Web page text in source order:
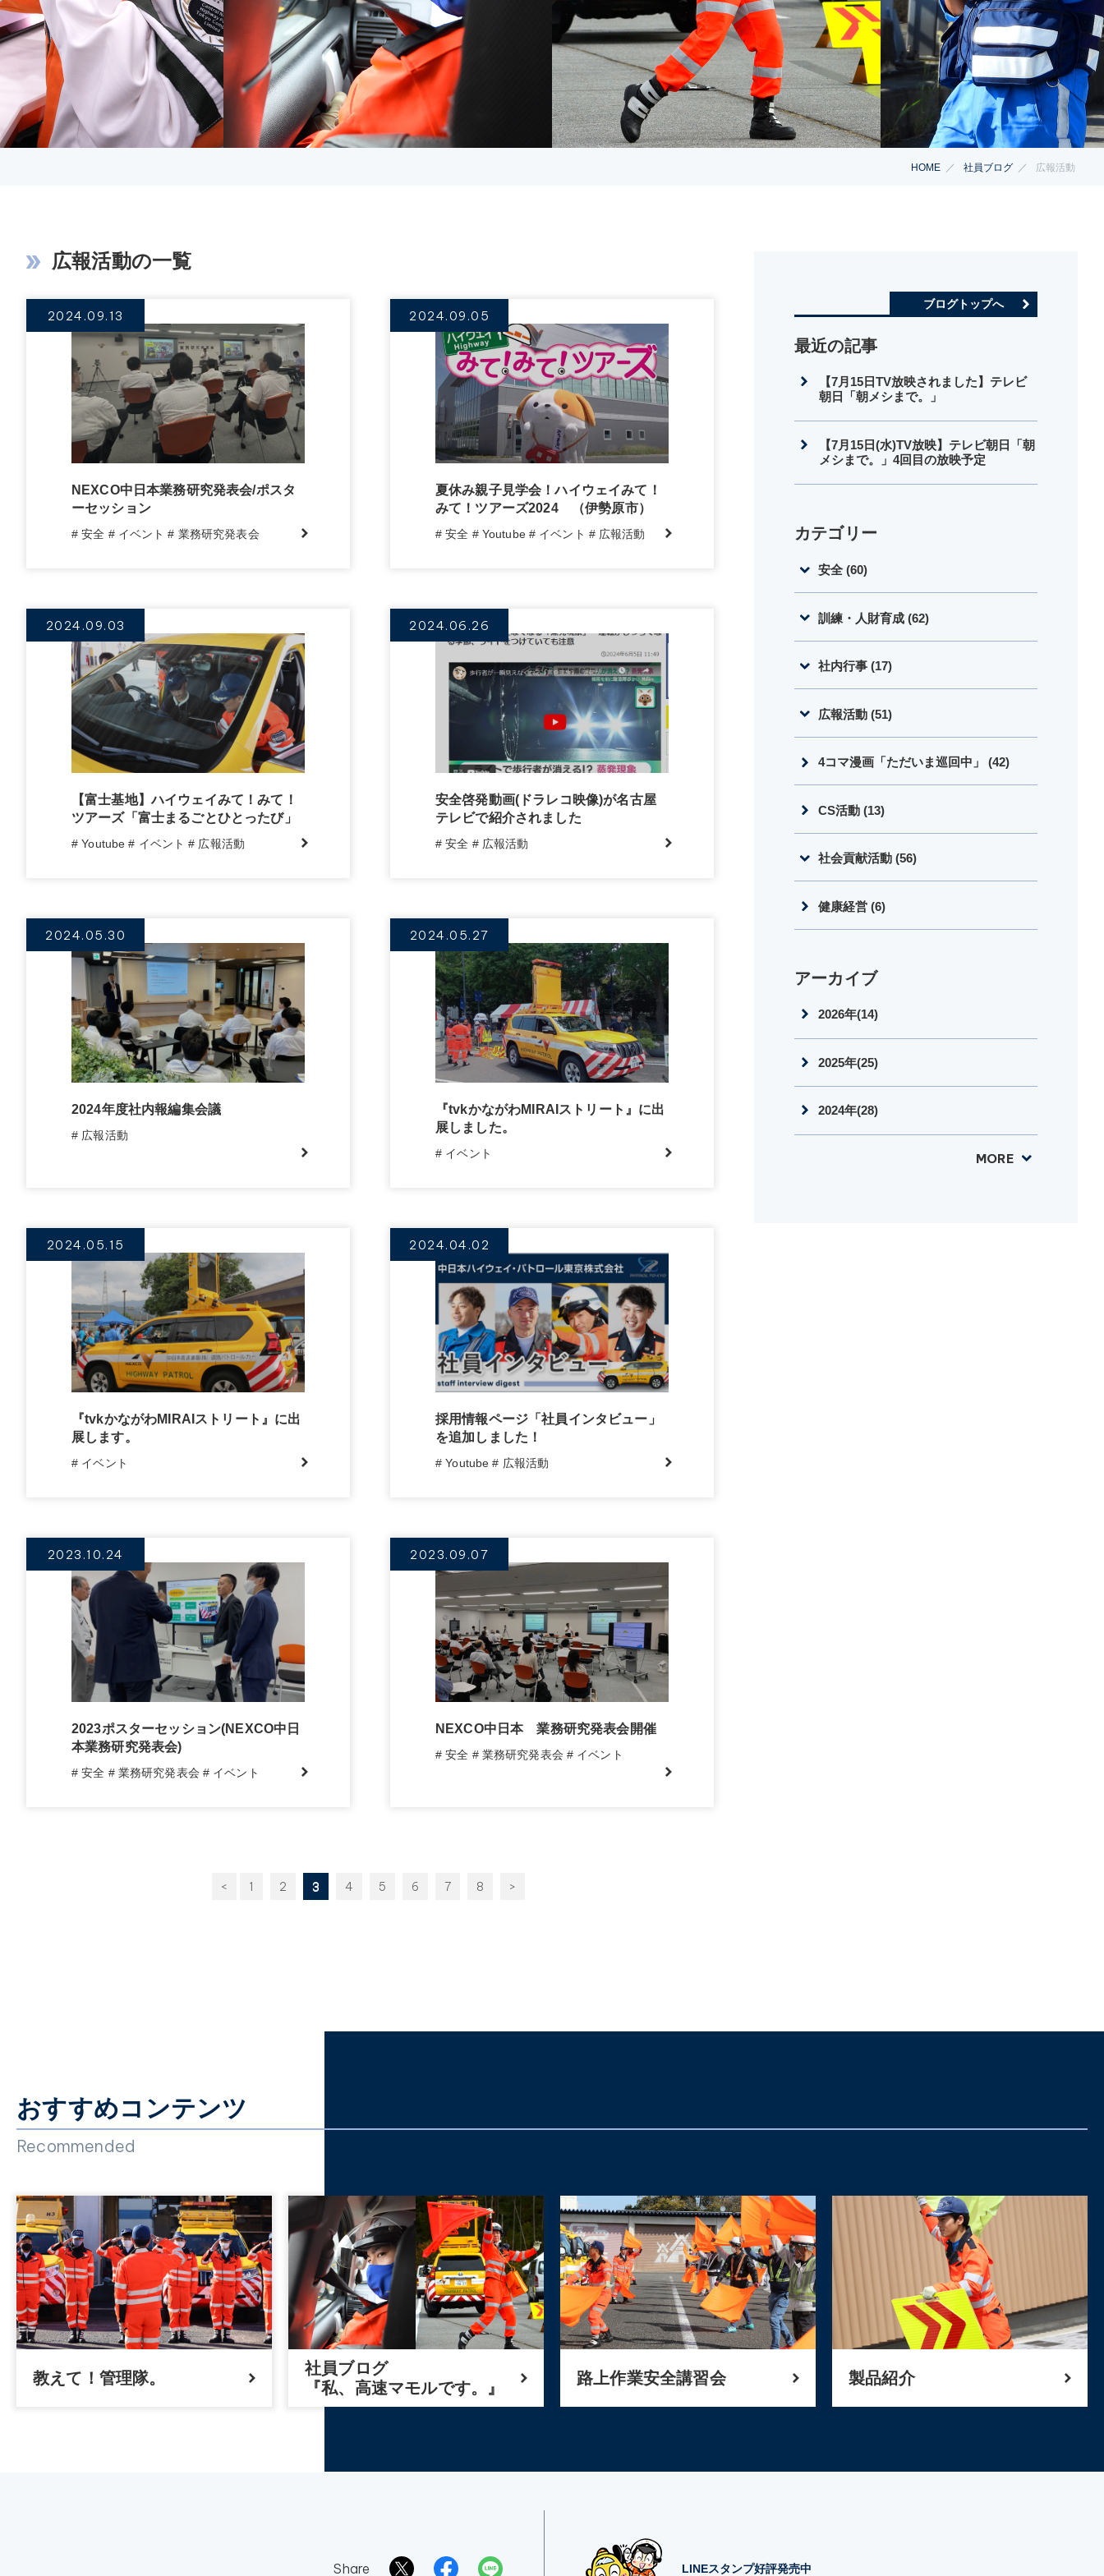
HOME 社員ブログ 広報活動
広報活動の一覧
2024.09.13
NEXCO中日本業務研究発表会/ポスタ
ーセッション
# 安全 # イベント # 業務研究発表会
2024.09.05
夏休み親子見学会！ハイウェイみて！
みて！ツアーズ2024 （伊勢原市）
# 安全 # Youtube # イベント # 広報活動
2024.09.03
【富士基地】ハイウェイみて！みて！
ツアーズ「富士まるごとひとったび」
# Youtube # イベント # 広報活動
2024.06.26
安全啓発動画(ドラレコ映像)が名古屋
テレビで紹介されました
# 安全 # 広報活動
2024.05.30
2024年度社内報編集会議
# 広報活動
2024.05.27
『tvkかながわMIRAIストリート』に出
展しました。
# イベント
2024.05.15
『tvkかながわMIRAIストリート』に出
展します。
# イベント
2024.04.02
採用情報ページ「社員インタビュー」
を追加しました！
# Youtube # 広報活動
2023.10.24
2023ポスターセッション(NEXCO中日
本業務研究発表会)
# 安全 # 業務研究発表会 # イベント
2023.09.07
NEXCO中日本 業務研究発表会開催
# 安全 # 業務研究発表会 # イベント
< 1 2 3 4 5 6 7 8 >
ブログトップへ
最近の記事
【7月15日TV放映されました】テレビ
朝日「朝メシまで。」
【7月15日(水)TV放映】テレビ朝日「朝
メシまで。」4回目の放映予定
カテゴリー
安全 (60)
訓練・人財育成 (62)
社内行事 (17)
広報活動 (51)
4コマ漫画「ただいま巡回中」 (42)
CS活動 (13)
社会貢献活動 (56)
健康経営 (6)
アーカイブ
2026年(14)
2025年(25)
2024年(28)
MORE
おすすめコンテンツ
Recommended
教えて！管理隊。
社員ブログ
『私、高速マモルです。』
路上作業安全講習会 製品紹介
Share LINEスタンプ好評発売中